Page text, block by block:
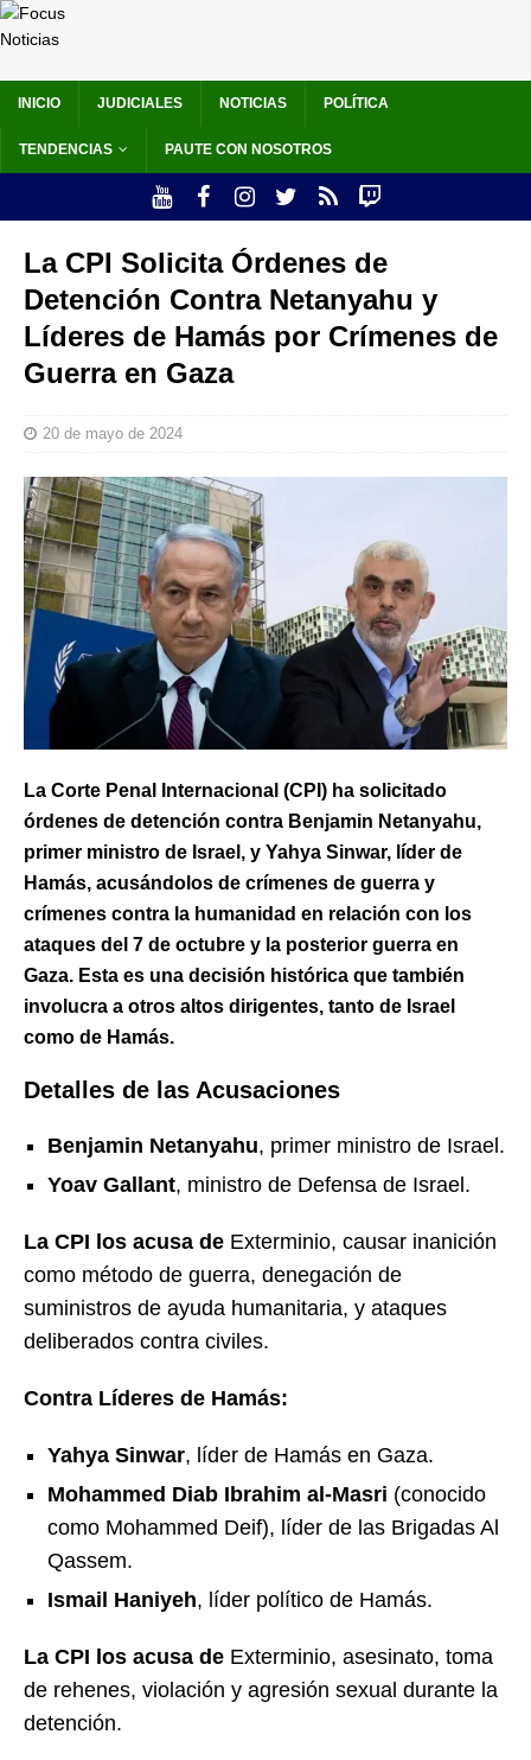
INICIO JUDICIALES NOTICIAS POLÍTICA
TENDENCIAS PAUTE CON NOSOTROS
La CPI Solicita Órdenes de
Detención Contra Netanyahu y
Líderes de Hamás por Crímenes de
Guerra en Gaza
20 de mayo de 2024
La Corte Penal Internacional (CPI) ha solicitado
órdenes de detención contra Benjamin Netanyahu,
primer ministro de Israel, y Yahya Sinwar, líder de
Hamás, acusándolos de crímenes de guerra y
crímenes contra la humanidad en relación con los
ataques del 7 de octubre y la posterior guerra en
Gaza. Esta es una decisión histórica que también
involucra a otros altos dirigentes, tanto de Israel
como de Hamás.
Detalles de las Acusaciones
Benjamin Netanyahu, primer ministro de Israel.
Yoav Gallant, ministro de Defensa de Israel.
La CPI los acusa de Exterminio, causar inanición
como método de guerra, denegación de
suministros de ayuda humanitaria, y ataques
deliberados contra civiles.
Contra Líderes de Hamás:
Yahya Sinwar, líder de Hamás en Gaza.
Mohammed Diab Ibrahim al-Masri (conocido
como Mohammed Deif), líder de las Brigadas Al
Qassem.
Ismail Haniyeh, líder político de Hamás.
La CPI los acusa de Exterminio, asesinato, toma
de rehenes, violación y agresión sexual durante la
detención.